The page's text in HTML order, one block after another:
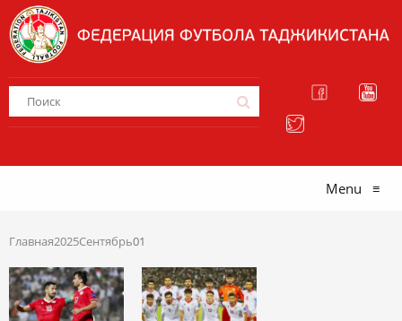
Menu ≡
Главная2025Сентябрь01